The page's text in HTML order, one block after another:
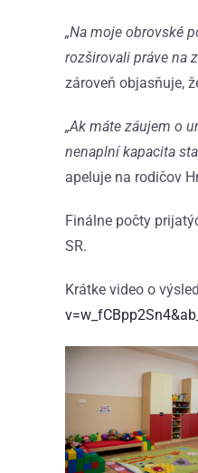
„Na moje obrovské
rozširovali práve na
zároveň objasňuje,
„Ak máte záujem o
nenaplní kapacita
apeluje na rodičov
Finálne počty
SR.
Krátke video o